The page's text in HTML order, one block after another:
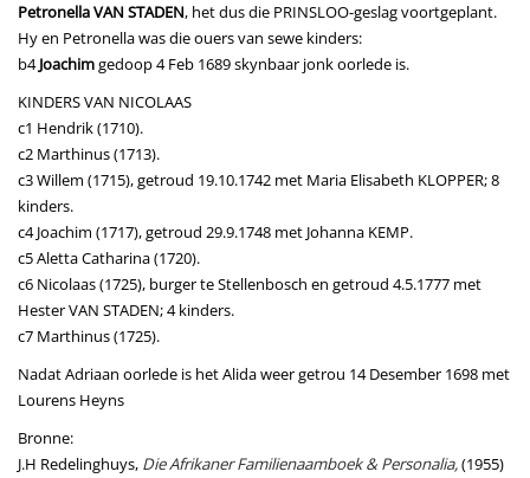
Petronella VAN STADEN, het dus die PRINSLOO-geslag voortgeplant.
Hy en Petronella was die ouers van sewe kinders:
b4Joachimgedoop 4 Feb 1689 skynbaar jonk oorlede is.
KINDERS VAN NICOLAAS
c1 Hendrik (1710).
c2 Marthinus (1713).
c3 Willem (1715), getroud 19.10.1742 met Maria Elisabeth KLOPPER; 8
kinders.
c4 Joachim (1717), getroud 29.9.1748 met Johanna KEMP.
c5 Aletta Catharina (1720).
c6 Nicolaas (1725), burger te Stellenbosch en getroud 4.5.1777 met
Hester VAN STADEN; 4 kinders.
c7 Marthinus (1725).
Nadat Adriaan oorlede is het Alida weer getrou 14 Desember 1698 met
Lourens Heyns
Bronne:
J.H Redelinghuys, Die Afrikaner Familienaamboek & Personalia,(1955)